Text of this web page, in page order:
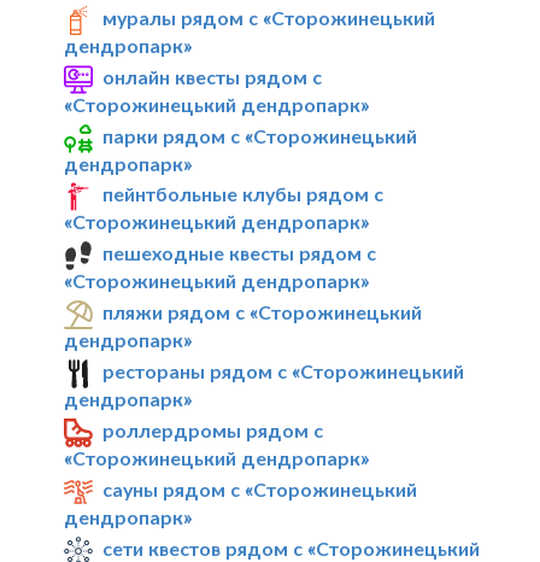
муралы рядом с «Сторожинецький
дендропарк»
онлайн квесты рядом с
«Сторожинецький дендропарк»
парки рядом с «Сторожинецький
дендропарк»
пейнтбольные клубы рядом с
«Сторожинецький дендропарк»
пешеходные квесты рядом с
«Сторожинецький дендропарк»
пляжи рядом с «Сторожинецький
дендропарк»
рестораны рядом с «Сторожинецький
дендропарк»
роллердромы рядом с
«Сторожинецький дендропарк»
сауны рядом с «Сторожинецький
дендропарк»
сети квестов рядом с «Сторожинецький